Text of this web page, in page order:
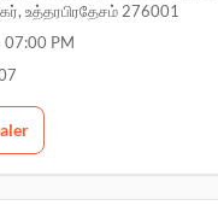
உத்தரபிரதேசம் 276001
07:00 PM